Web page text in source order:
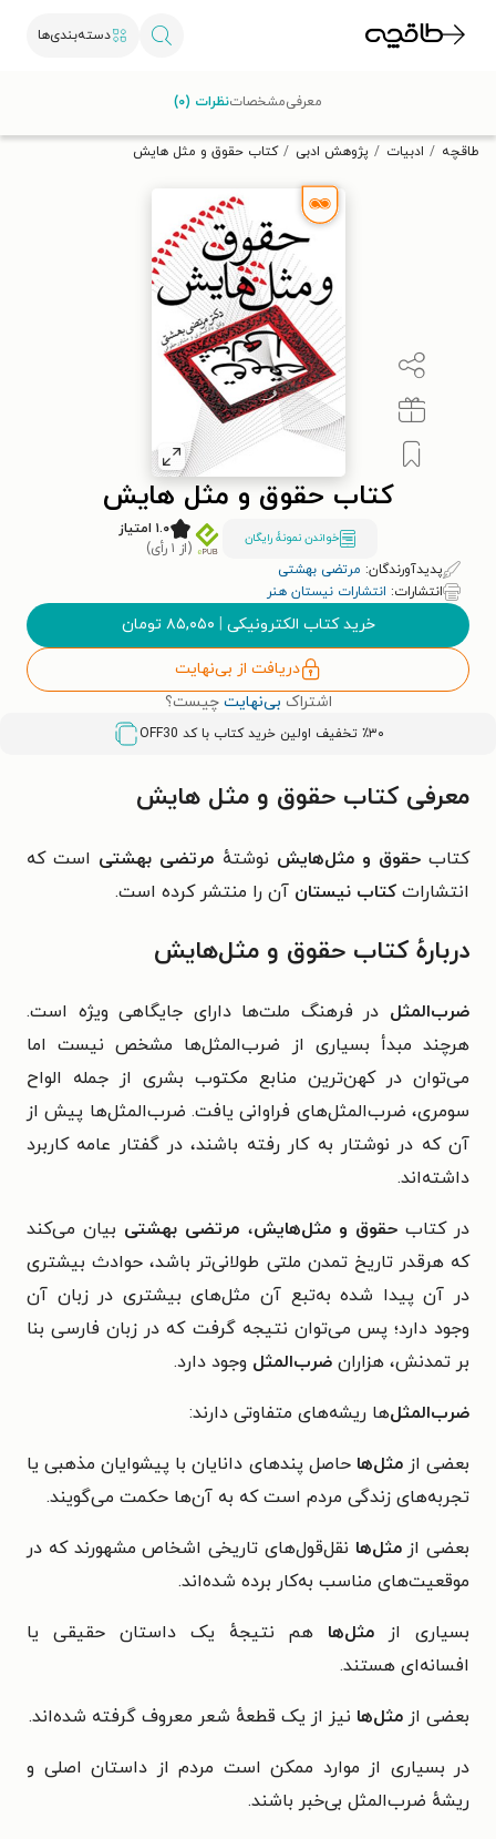
دسته‌بندی‌ها
تخفیف از طاقچه دریافت کن.
طاقچه ادبیات پژوهش ادبی کتاب حقوق و مثل هایش
کتاب حقوق و مثل هایش
خواندن نمونۀ رایگان
۱.۰ امتیاز
(از ۱ رأی)
پدیدآورندگان: مرتضی بهشتی
انتشارات: انتشارات نیستان هنر
خرید کتاب الکترونیکی | ۸۵,۰۵۰ تومان
دریافت از بی‌نهایت
اشتراک بی‌نهایت چیست؟
٪۳۰ تخفیف اولین خرید کتاب با کد OFF30
معرفیمشخصاتنظرات (۰)
معرفی کتاب حقوق و مثل هایش
کتابحقوق و مثل‌هایش نوشتهٔ مرتضی بهشتی است که
انتشارات کتاب نیستان آن را منتشر کرده است.
دربارهٔ کتاب حقوق و مثل‌هایش
ضرب‌المثل در فرهنگ ملت‌ها دارای جایگاهی ویژه است.
هرچند مبدأ بسیاری از ضرب‌المثل‌ها مشخص نیست اما
می‌توان در کهن‌ترین منابع مکتوب بشری از جمله الواح
سومری، ضرب‌المثل‌های فراوانی یافت. ضرب‌المثل‌ها پیش از
آن که در نوشتار به کار رفته باشند، در گفتار عامه کاربرد
داشته‌اند.
در کتابحقوق و مثل‌هایش، مرتضی بهشتی بیان می‌کند
کههرقدر تاریخ تمدن ملتی طولانی‌تر باشد، حوادث بیشتری
در آن پیدا شده به‌تبع آن مثل‌های بیشتری در زبان آن
وجود دارد؛ پس می‌توان نتیجه گرفت که در زبان فارسی بنا
بر تمدنش، هزاران ضرب‌المثل وجود دارد.
ضرب‌المثل‌ها ریشه‌های متفاوتی دارند:
بعضی ازمثل‌ها حاصل پندهای دانایان با پیشوایان مذهبی یا
تجربه‌های زندگی مردم است که به آن‌ها حکمت می‌گویند.
بعضی ازمثل‌ها نقل‌قول‌های تاریخی اشخاص مشهورند که در
موقعیت‌های مناسب به‌کار برده شده‌اند.
بسیاری از مثل‌ها هم نتیجه‌ٔ یک داستان حقیقی یا
افسانه‌ای هستند.
بعضی از مثل‌ها نیز از یک قطعهٔ شعر معروف گرفته شده‌اند.
در بسیاری از موارد ممکن است مردم از داستان اصلی و
ریشهٔ ضرب‌المثل بی‌خبر باشند.